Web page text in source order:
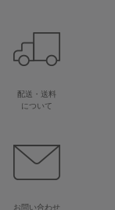
配送・送料
について
お問い合わせ